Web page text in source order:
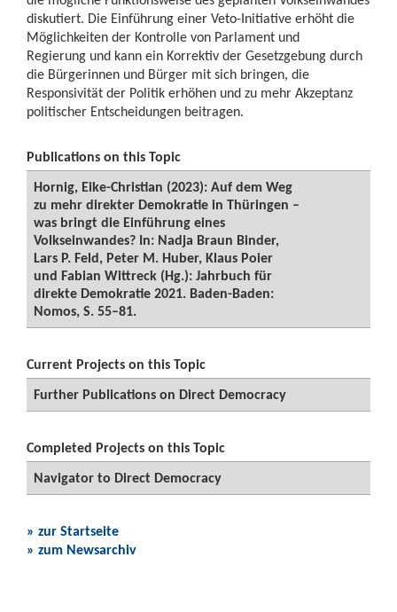
diskutiert. Die Einführung einer Veto-Initiative erhöht die
Möglichkeiten der Kontrolle von Parlament und
Regierung und kann ein Korrektiv der Gesetzgebung durch
die Bürgerinnen und Bürger mit sich bringen, die
Responsivität der Politik erhöhen und zu mehr Akzeptanz
politischer Entscheidungen beitragen.
Publications on this Topic
Hornig, Eike-Christian (2023): Auf dem Weg
zu mehr direkter Demokratie in Thüringen –
was bringt die Einführung eines
Volkseinwandes? In: Nadja Braun Binder,
Lars P. Feld, Peter M. Huber, Klaus Poier
und Fabian Wittreck (Hg.): Jahrbuch für
direkte Demokratie 2021. Baden-Baden:
Nomos, S. 55–81.
Current Projects on this Topic
Further Publications on Direct Democracy
Completed Projects on this Topic
Navigator to Direct Democracy
» zur Startseite
» zum Newsarchiv